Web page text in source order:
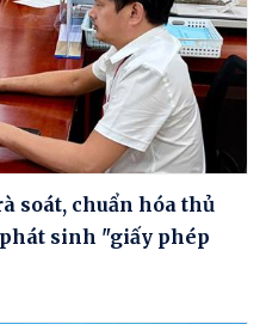
soát, chuẩn hóa thủ
sinh "giấy phép